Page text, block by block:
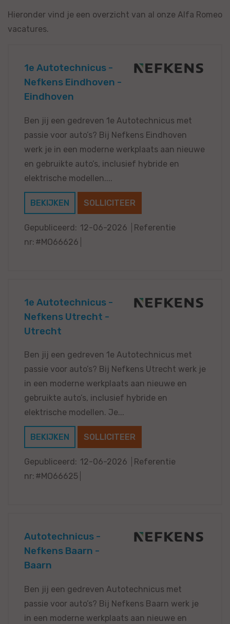
Hieronder vind je een overzicht van al onze Alfa Romeo
vacatures.
1e Autotechnicus -
Nefkens Eindhoven -
Eindhoven
Ben jij een gedreven 1e Autotechnicus met
passie voor auto’s? Bij Nefkens Eindhoven
werk je in een moderne werkplaats aan nieuwe
en gebruikte auto’s, inclusief hybride en
elektrische modellen....
BEKIJKEN SOLLICITEER
Gepubliceerd: 12-06-2026
Referentie
nr: #MO66626
1e Autotechnicus -
Nefkens Utrecht -
Utrecht
Ben jij een gedreven 1e Autotechnicus met
passie voor auto’s? Bij Nefkens Utrecht werk je
in een moderne werkplaats aan nieuwe en
gebruikte auto’s, inclusief hybride en
elektrische modellen. Je...
BEKIJKEN SOLLICITEER
Gepubliceerd: 12-06-2026
Referentie
nr: #MO66625
Autotechnicus -
Nefkens Baarn -
Baarn
Ben jij een gedreven Autotechnicus met
passie voor auto’s? Bij Nefkens Baarn werk je
in een moderne werkplaats aan nieuwe en